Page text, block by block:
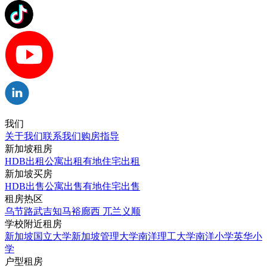
我们
关于我们联系我们购房指导
新加坡租房
HDB出租公寓出租有地住宅出租
新加坡买房
HDB出售公寓出售有地住宅出售
租房热区
乌节路武吉知马裕廊西 兀兰 义顺
学校附近租房
新加坡国立大学新加坡管理大学南洋理工大学南洋小学英华小
学
户型租房